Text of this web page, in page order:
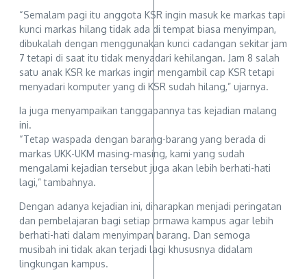
“Semalam pagi itu anggota KSR ingin masuk ke markas tapi
kunci markas hilang tidak ada di tempat biasa menyimpan,
dibukalah dengan menggunakan kunci cadangan sekitar jam
7 tetapi di saat itu tidak menyadari kehilangan. Jam 8 salah
satu anak KSR ke markas ingin mengambil cap KSR tetapi
menyadari komputer yang di KSR sudah hilang,” ujarnya.
Ia juga menyampaikan tanggapannya tas kejadian malang
ini.
“Tetap waspada dengan barang-barang yang berada di
markas UKK-UKM masing-masing, kami yang sudah
mengalami kejadian tersebut juga akan lebih berhati-hati
lagi,” tambahnya.
Dengan adanya kejadian ini, diharapkan menjadi peringatan
dan pembelajaran bagi setiap ormawa kampus agar lebih
berhati-hati dalam menyimpan barang. Dan semoga
musibah ini tidak akan terjadi lagi khususnya didalam
lingkungan kampus.